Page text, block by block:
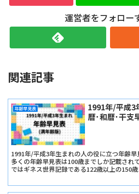
運営者をフォロー
関連記事
年齢早見表
1991年/平成3
暦･和暦･干支
1991年/平成3年生まれの人の役に立つ年齢早
多くの年齢早見表は100歳までしか記載され
ではギネス世界記録である122歳以上の150